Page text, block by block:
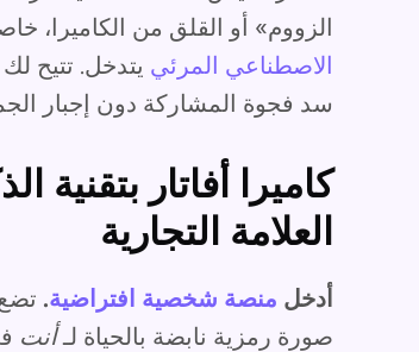
الزووم» أو القلق من الكاميرا،
الاصطناعي المرئي يتدخل. تتيح لك
سد فجوة المشاركة دون إجبار
كاميرا أفاتار بتقنية
العلامة التجارية
أدخل منصة شخصية افتراضية.
صورة رمزية نابضة بالحياة لـأنت